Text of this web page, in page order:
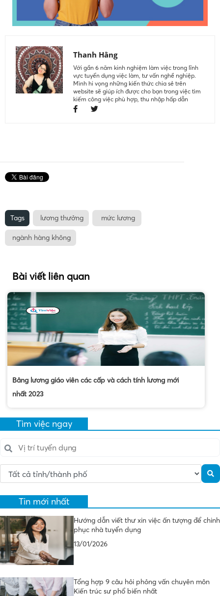
Thanh Hằng
Với gần 6 năm kinh nghiệm làm việc trong lĩnh
vực tuyển dụng việc làm, tư vấn nghề nghiệp.
Mình hi vọng những kiến thức chia sẻ trên
website sẽ giúp ích được cho bạn trong việc tìm
kiếm công việc phù hợp, thu nhập hấp dẫn
Tags lương thưởng mức lương
ngành hàng không
Bài viết liên quan
Bảng lương giáo viên các cấp và cách tính lương mới
nhất 2023
Tìm việc ngay
Tin mới nhất
Hướng dẫn viết thư xin việc ấn tượng để chinh
phục nhà tuyển dụng
13/01/2026
Tổng hợp 9 câu hỏi phỏng vấn chuyên môn
Kiến trúc sư phổ biến nhất